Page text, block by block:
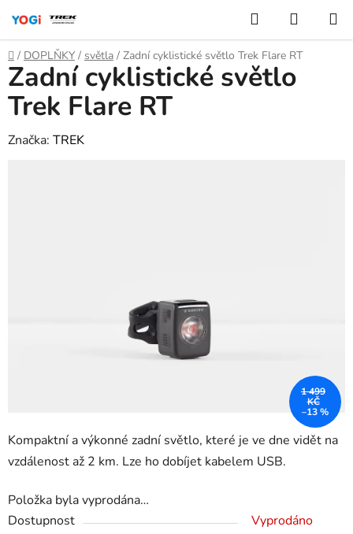
obsah
Hledat
KOŠÍK
Domů
/ DOPLŇKY / světla / Zadní cyklistické světlo Trek Flare RT
Kompaktní a výkonné zadní světlo, které je ve dne vidět na
vzdálenost až 2 km. Lze ho dobíjet kabelem USB.
Položka byla vyprodána…
Dostupnost
Vyprodáno
Zadní cyklistické světlo
Trek Flare RT
Značka: TREK
1 499
KČ
–13 %